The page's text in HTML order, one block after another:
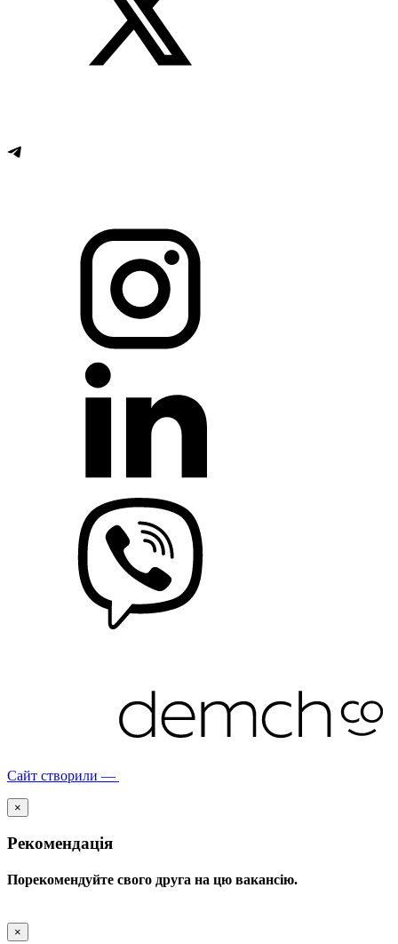
Сайт створили —
×
Рекомендація
Порекомендуйте свого друга на цю вакансію.
×